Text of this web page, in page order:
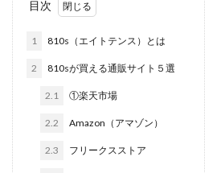
目次
1 810s（エイトテンス）とは
2 810sが買える通販サイト５選
2.1 ①楽天市場
2.2 Amazon（アマゾン）
2.3 フリークスストア